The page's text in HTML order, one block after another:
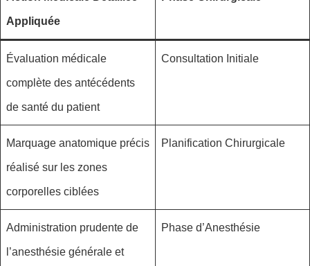
Appliquée
Consultation Initiale
Évaluation médicale
complète des antécédents
de santé du patient
Planification Chirurgicale
Marquage anatomique précis
réalisé sur les zones
corporelles ciblées
Phase d’Anesthésie
Administration prudente de
l’anesthésie générale et